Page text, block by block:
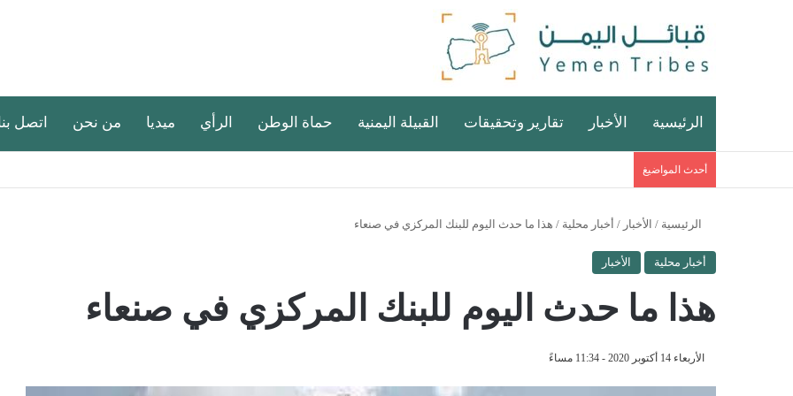
الرئيسية الأخبار تقارير وتحقيقات القبيلة اليمنية حماة الوطن الرأي ميديا من نحن اتصل
أحدث المواضيغ
الرئيسية / الأخبار / أخبار محلية / هذا ما حدث اليوم للبنك المركزي في صنعاء
أخبار محلية الأخبار
هذا ما حدث اليوم للبنك المركزي في صنعاء
الأربعاء 14 أكتوبر 2020 - 11:34 مساءً